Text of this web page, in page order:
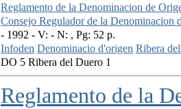
Reglamento de la Denominacion de
Consejo Regulador de la Denominacion
- 1992 - V: - N: , Pg: 52 p.
Infoden Denominacio d'origen Ribera
DO 5 Ribera del Duero 1
Reglamento de la